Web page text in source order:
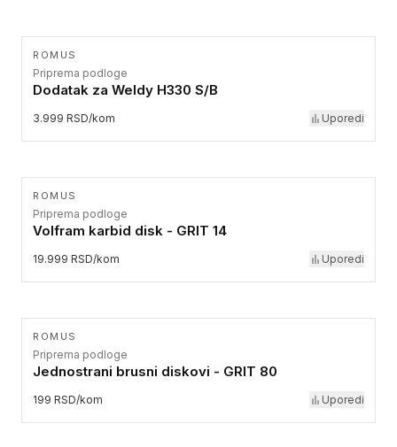
ROMUS
Priprema podloge
Dodatak za Weldy H330 S/B
3.999 RSD/kom Uporedi
ROMUS
Priprema podloge
Volfram karbid disk - GRIT 14
19.999 RSD/kom Uporedi
ROMUS
Priprema podloge
Jednostrani brusni diskovi - GRIT 80
199 RSD/kom Uporedi